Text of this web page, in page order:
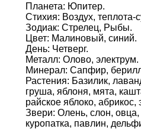
Планета: Юпитер.
Стихия: Воздух, теплота-
Зодиак: Стрелец, Рыбы.
Цвет: Малиновый, синий.
День: Четверг.
Металл: Олово, электрум.
Минерал: Сапфир,
Растения: Базилик,
груша, яблоня, мята,
райское яблоко, абрикос,
Звери: Олень, слон, овца,
куропатка, павлин,